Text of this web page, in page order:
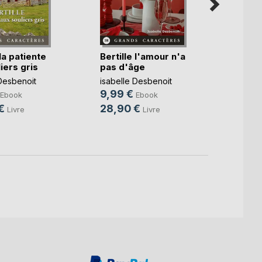
patiente
gris
Ebook
Livre
Bertille l'amour n'a
pas d'âge
isabelle Desbenoit
9,99 € Ebook
28,90 € Livre